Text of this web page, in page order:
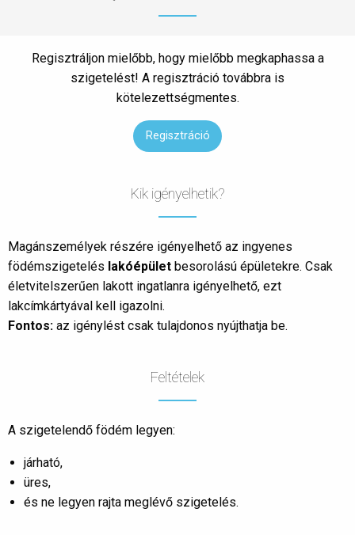
Regisztráljon mielőbb, hogy mielőbb megkaphassa a
szigetelést! A regisztráció továbbra is
kötelezettségmentes.
Regisztráció
Kik igényelhetik?
Magánszemélyek részére igényelhető az ingyenes
födémszigetelés lakóépület besorolású épületekre. Csak
életvitelszerűen lakott ingatlanra igényelhető, ezt
lakcímkártyával kell igazolni.
Fontos: az igénylést csak tulajdonos nyújthatja be.
Feltételek
A szigetelendő födém legyen:
járható,
üres,
és ne legyen rajta meglévő szigetelés.